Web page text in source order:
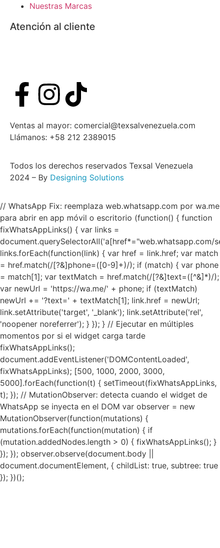
Nuestras Marcas
Atención al cliente
Ventas al mayor: comercial@texsalvenezuela.com
Llámanos: +58 212 2389015
Todos los derechos reservados Texsal Venezuela
2024 – By Designing Solutions
// WhatsApp Fix: reemplaza web.whatsapp.com por wa.me
para abrir en app móvil o escritorio (function() { function
fixWhatsAppLinks() { var links =
document.querySelectorAll('a[href*="web.whatsapp.com/
links.forEach(function(link) { var href = link.href; var match
= href.match(/[?&]phone=([0-9]+)/); if (match) { var phone
= match[1]; var textMatch = href.match(/[?&]text=([^&]*)/);
var newUrl = 'https://wa.me/' + phone; if (textMatch)
newUrl += '?text=' + textMatch[1]; link.href = newUrl;
link.setAttribute('target', '_blank'); link.setAttribute('rel',
'noopener noreferrer'); } }); } // Ejecutar en múltiples
momentos por si el widget carga tarde
fixWhatsAppLinks();
document.addEventListener('DOMContentLoaded',
fixWhatsAppLinks); [500, 1000, 2000, 3000,
5000].forEach(function(t) { setTimeout(fixWhatsAppLinks,
t); }); // MutationObserver: detecta cuando el widget de
WhatsApp se inyecta en el DOM var observer = new
MutationObserver(function(mutations) {
mutations.forEach(function(mutation) { if
(mutation.addedNodes.length > 0) { fixWhatsAppLinks(); }
}); }); observer.observe(document.body ||
document.documentElement, { childList: true, subtree: true
}); })();